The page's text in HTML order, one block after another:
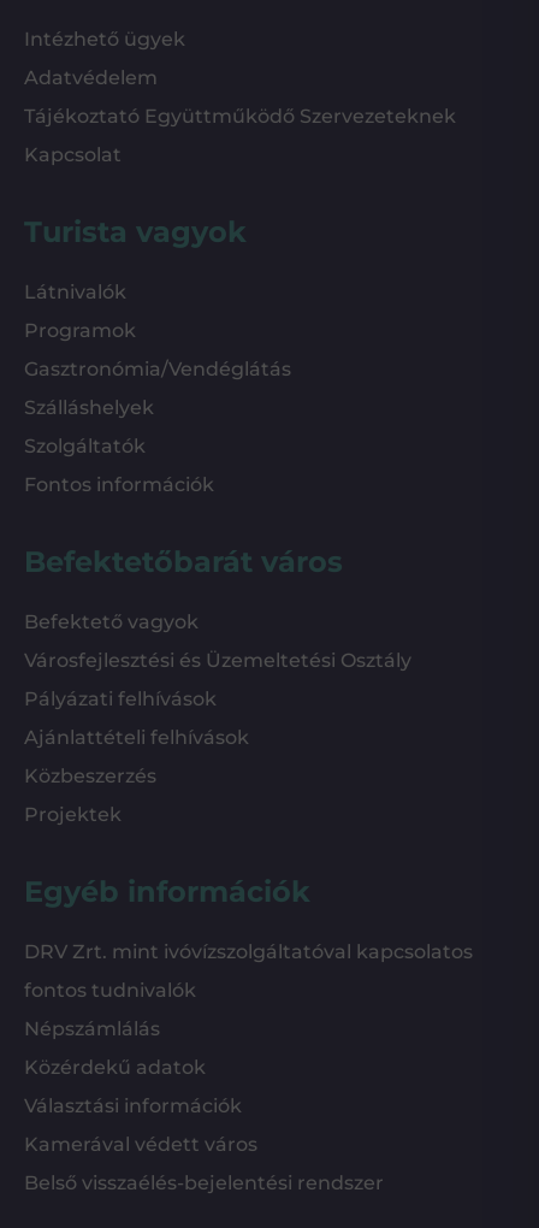
Intézhető ügyek
Adatvédelem
Tájékoztató Együttműködő Szervezeteknek
Kapcsolat
Turista vagyok
Látnivalók
Programok
Gasztronómia/Vendéglátás
Szálláshelyek
Szolgáltatók
Fontos információk
Befektetőbarát város
Befektető vagyok
Városfejlesztési és Üzemeltetési Osztály
Pályázati felhívások
Ajánlattételi felhívások
Közbeszerzés
Projektek
Egyéb információk
DRV Zrt. mint ivóvízszolgáltatóval kapcsolatos
fontos tudnivalók
Népszámlálás
Közérdekű adatok
Választási információk
Kamerával védett város
Belső visszaélés-bejelentési rendszer